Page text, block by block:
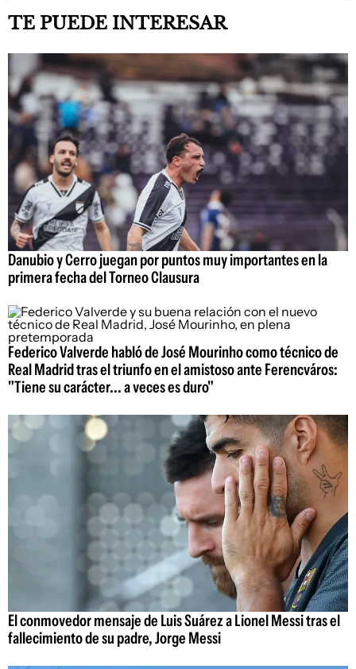
TE PUEDE INTERESAR
Danubio y Cerro juegan por puntos muy importantes en la
primera fecha del Torneo Clausura
Federico Valverde habló de José Mourinho como técnico de
Real Madrid tras el triunfo en el amistoso ante Ferencváros:
"Tiene su carácter... a veces es duro"
El conmovedor mensaje de Luis Suárez a Lionel Messi tras el
fallecimiento de su padre, Jorge Messi